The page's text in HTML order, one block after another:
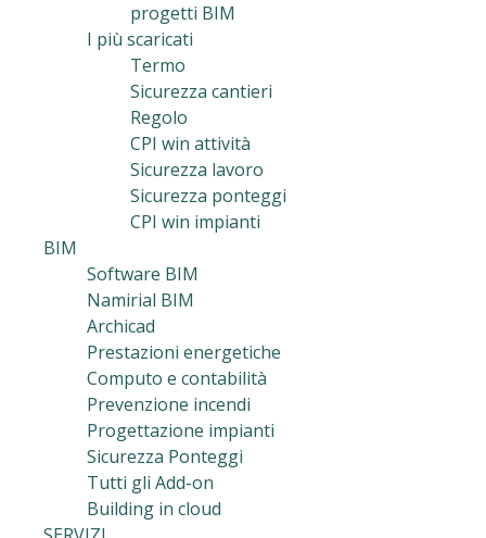
progetti BIM
I più scaricati
Termo
Sicurezza cantieri
Regolo
CPI win attività
Sicurezza lavoro
Sicurezza ponteggi
CPI win impianti
BIM
Software BIM
Namirial BIM
Archicad
Prestazioni energetiche
Computo e contabilità
Prevenzione incendi
Progettazione impianti
Sicurezza Ponteggi
Tutti gli Add-on
Building in cloud